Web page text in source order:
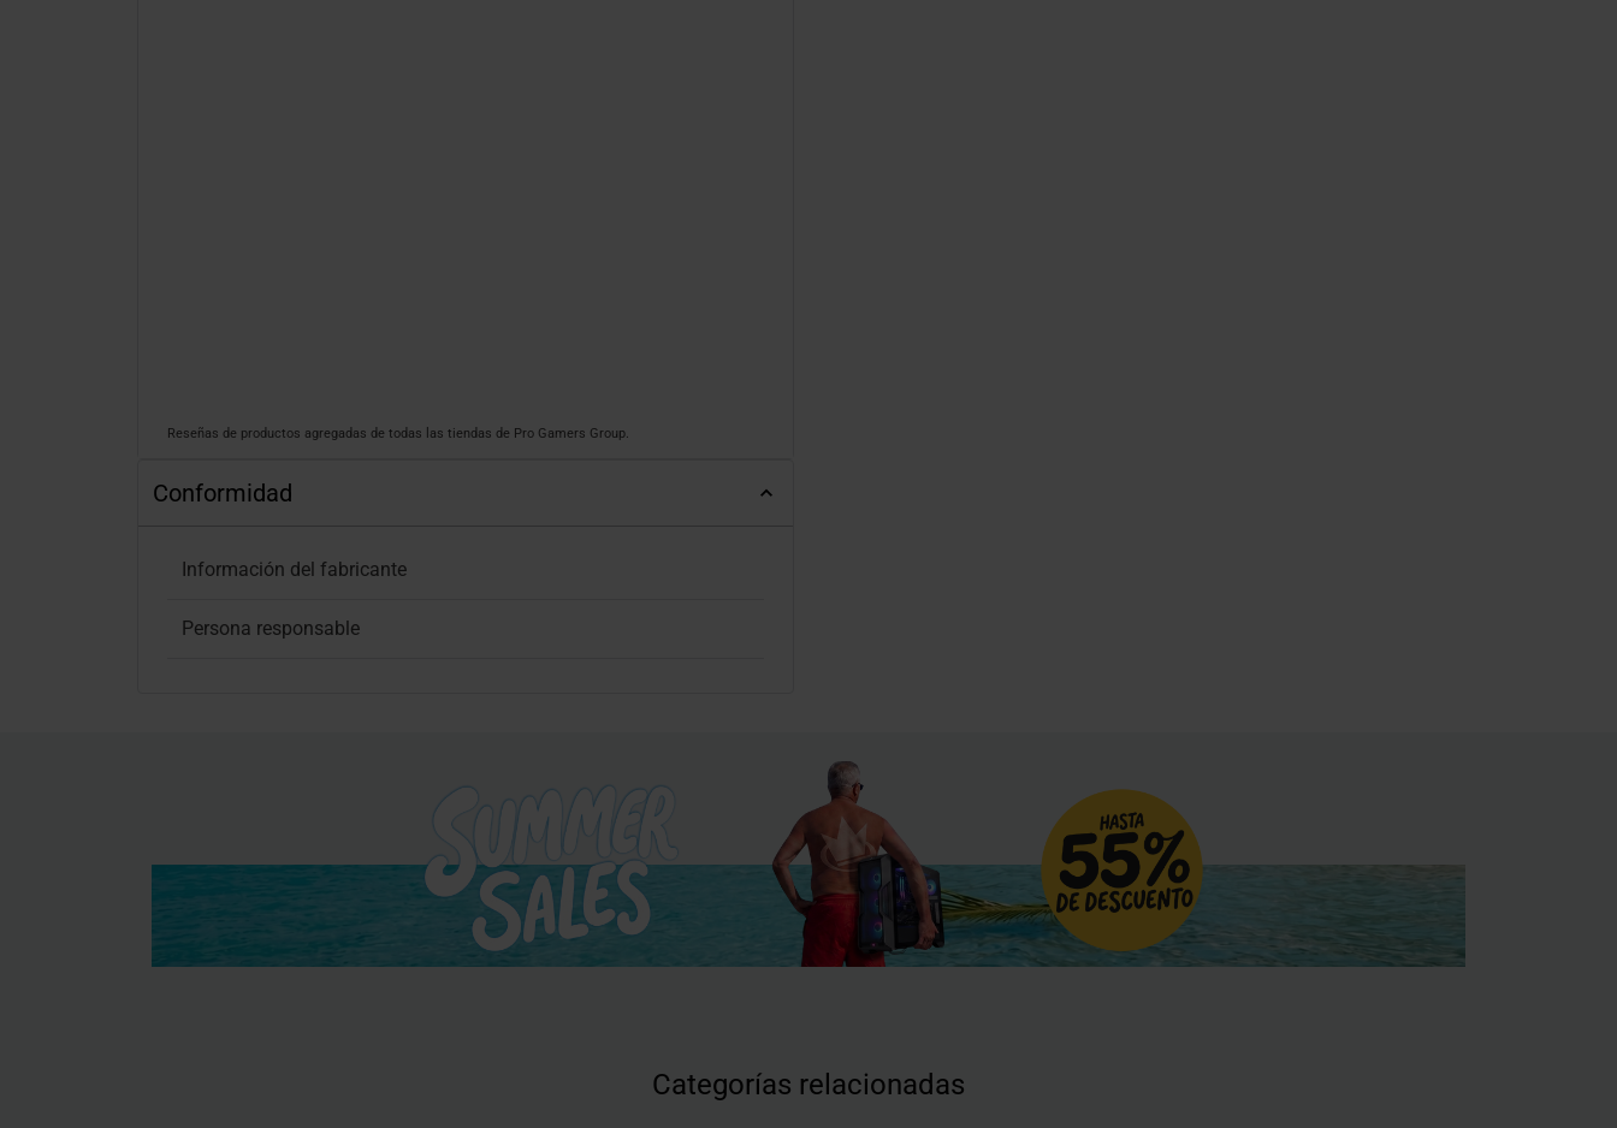
Reseñas de productos agregadas de todas las tiendas de Pro Gamers Group.
Conformidad
Información del fabricante
Persona responsable
Categorías relacionadas